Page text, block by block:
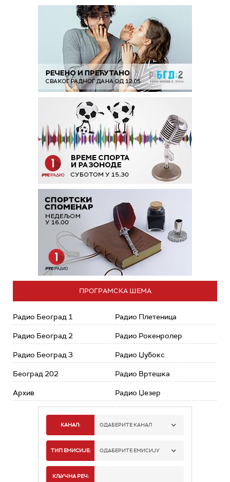
ПРОГРАМСКА ШЕМА
Радио Београд 1
Радио Београд 2
Радио Београд 3
Београд 202
Архив
Радио Плетеница
Радио Рокенролер
Радио Џубокс
Радио Вртешка
Радио Џезер
КАНАЛ: ОДАБЕРИТЕ КАНАЛ
РАДИО БЕОГРАД 1
ТИП ЕМИСИЈЕ: ОДАБЕРИТЕ ЕМИСИЈУ
КЉУЧНА РЕЧ: